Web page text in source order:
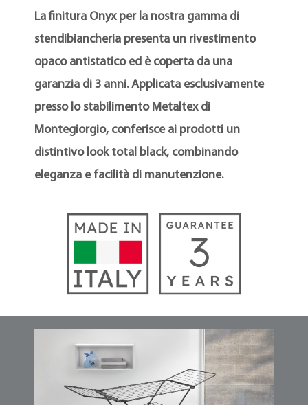
La finitura Onyx per la nostra gamma di
stendibiancheria presenta un rivestimento
opaco antistatico ed è coperta da una
garanzia di 3 anni. Applicata esclusivamente
presso lo stabilimento Metaltex di
Montegiorgio, conferisce ai prodotti un
distintivo look total black, combinando
eleganza e facilità di manutenzione.